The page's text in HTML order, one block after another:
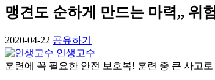
맹견도 순하게 만드는 마력,, 위
2020-04-22 공유하기
인생고수
훈련에 꼭 필요한 안전 보호복! 훈련 중 큰 사고